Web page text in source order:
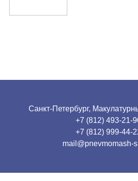
Санкт-Петербург,
+7 (812) 493-21-
+7 (812) 999-44-
mail@pnevmomash-